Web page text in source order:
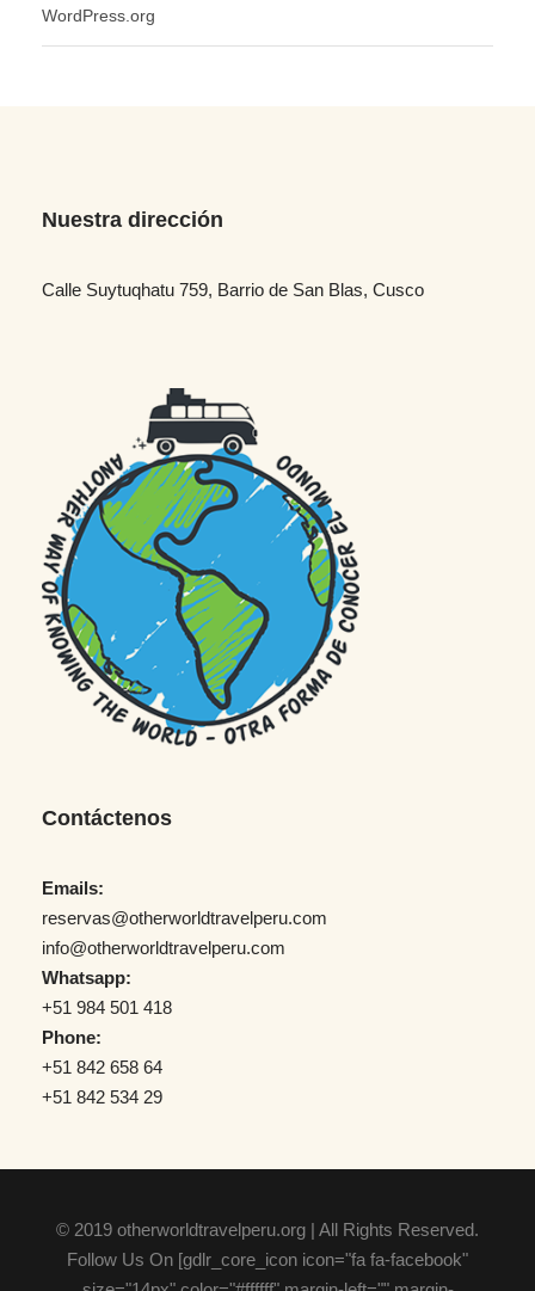
WordPress.org
Nuestra dirección
Calle Suytuqhatu 759, Barrio de San Blas, Cusco
Contáctenos
Emails:
reservas@otherworldtravelperu.com
info@otherworldtravelperu.com
Whatsapp:
+51 984 501 418
Phone:
+51 842 658 64
+51 842 534 29
© 2019 otherworldtravelperu.org | All Rights Reserved.
Follow Us On [gdlr_core_icon icon="fa fa-facebook"